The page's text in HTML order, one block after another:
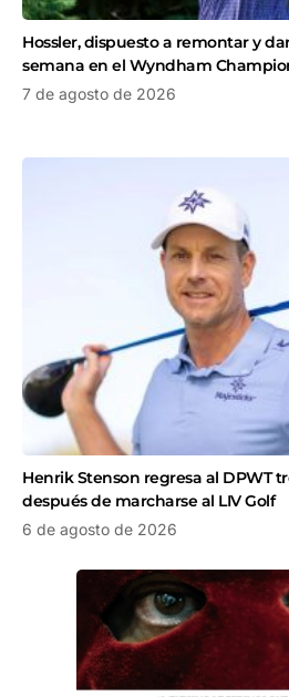
Hossler, dispuesto a remontar y
semana en el Wyndham
7 de agosto de 2026
Henrik Stenson regresa al DPWT
después de marcharse al LIV Golf
6 de agosto de 2026